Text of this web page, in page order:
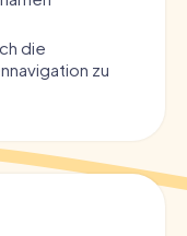
die
zu